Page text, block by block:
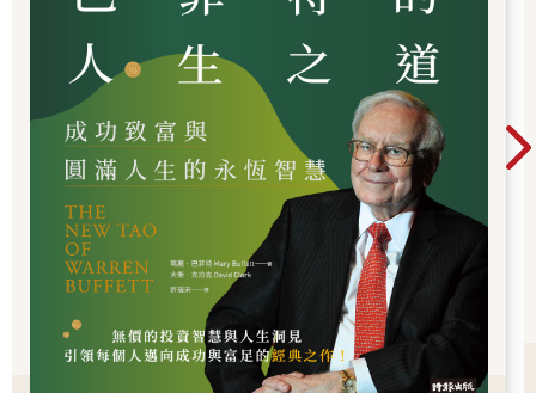
後願意一次又一次承擔不可能任務的加拿大女法官，如何走上這
條法治之路？她如何憑藉膽識與謀略對抗不公不義，找回世人對
法治的信心？